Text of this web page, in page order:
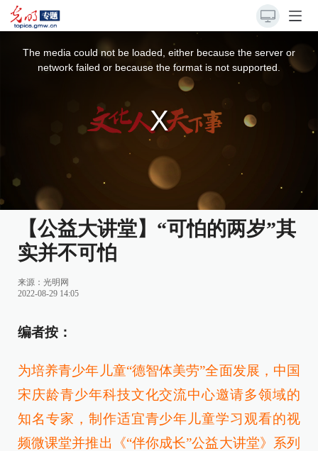
The media could not be loaded, either because the server or
network failed or because the format is not supported.
【公益大讲堂】“可怕的两岁”其
实并不可怕
来源： 光明网
2022-08-29 14:05
编者按：
为培养青少年儿童“德智体美劳”全面发展，中国
宋庆龄青少年科技文化交流中心邀请多领域的
知名专家，制作适宜青少年儿童学习观看的视
频微课堂并推出《“伴你成长”公益大讲堂》系列